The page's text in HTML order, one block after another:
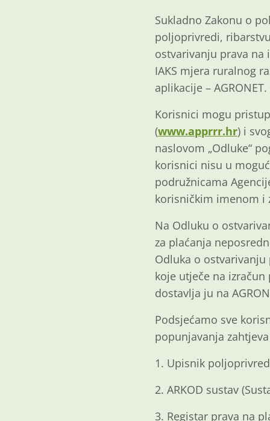
Sukladno Zakonu o
poljoprivredi,
ostvarivanju prava na
IAKS mjera ruralnog
aplikacije – AGRONET.
Korisnici mogu
(www.apprrr.hr) i
naslovom „Odluke“
korisnici nisu u
podružnicama
korisničkim imenom i
Na Odluku o
za plaćanja
Odluka o ostvarivanju
koje utječe na
dostavlja ju na
Podsjećamo sve
popunjavanja
1. Upisnik
2. ARKOD sustav
3. Registar prava na